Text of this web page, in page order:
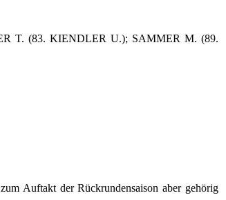
T. (83. KIENDLER U.); SAMMER M. (89.
Auftakt der Rückrundensaison aber gehörig